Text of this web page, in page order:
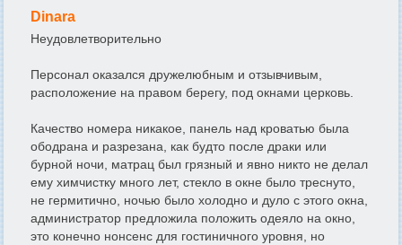
Dinara
Неудовлетворительно
Персонал оказался дружелюбным и отзывчивым,
расположение на правом берегу, под окнами церковь.
Качество номера никакое, панель над кроватью была
ободрана и разрезана, как будто после драки или
бурной ночи, матрац был грязный и явно никто не делал
ему химчистку много лет, стекло в окне было треснуто,
не гермитично, ночью было холодно и дуло с этого окна,
администратор предложила положить одеяло на окно,
это конечно нонсенс для гостиничного уровня, но